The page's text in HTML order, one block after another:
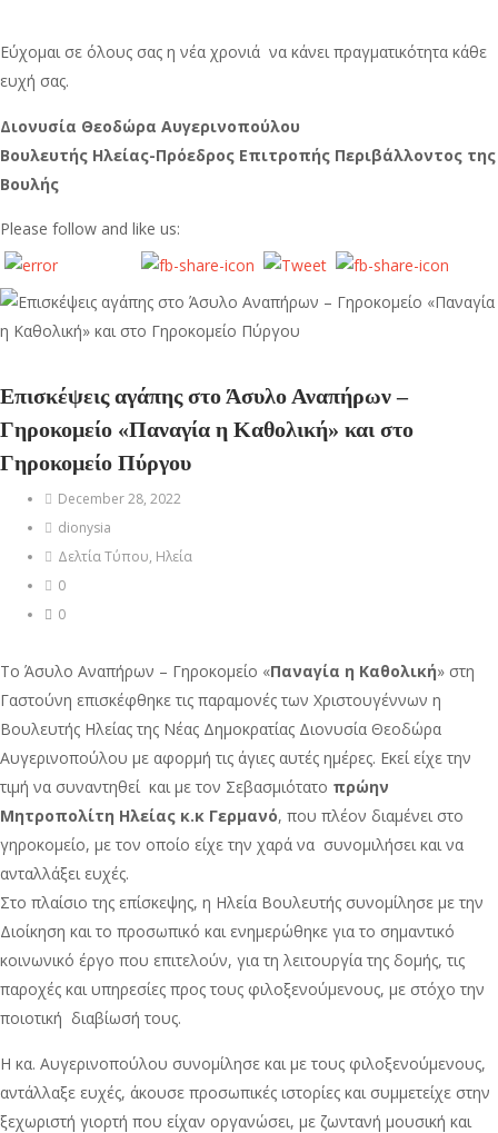
Εύχομαι σε όλους σας η νέα χρονιά να κάνει πραγματικότητα κάθε
ευχή σας.
Διονυσία Θεοδώρα Αυγερινοπούλου
Βουλευτής Ηλείας-Πρόεδρος Επιτροπής Περιβάλλοντος της
Βουλής
Please follow and like us:
Επισκέψεις αγάπης στο Άσυλο Αναπήρων –
Γηροκομείο «Παναγία η Καθολική» και στο
Γηροκομείο Πύργου
December 28, 2022
dionysia
Δελτία Τύπου, Ηλεία
0
0
Το Άσυλο Αναπήρων – Γηροκομείο «Παναγία η Καθολική» στη
Γαστούνη επισκέφθηκε τις παραμονές των Χριστουγέννων η
Βουλευτής Ηλείας της Νέας Δημοκρατίας Διονυσία Θεοδώρα
Αυγερινοπούλου με αφορμή τις άγιες αυτές ημέρες. Εκεί είχε την
τιμή να συναντηθεί και με τον Σεβασμιότατο πρώην
Μητροπολίτη Ηλείας κ.κ Γερμανό, που πλέον διαμένει στο
γηροκομείο, με τον οποίο είχε την χαρά να συνομιλήσει και να
ανταλλάξει ευχές.
Στο πλαίσιο της επίσκεψης, η Ηλεία Βουλευτής συνομίλησε με την
Διοίκηση και το προσωπικό και ενημερώθηκε για το σημαντικό
κοινωνικό έργο που επιτελούν, για τη λειτουργία της δομής, τις
παροχές και υπηρεσίες προς τους φιλοξενούμενους, με στόχο την
ποιοτική διαβίωσή τους.
Η κα. Αυγερινοπούλου συνομίλησε και με τους φιλοξενούμενους,
αντάλλαξε ευχές, άκουσε προσωπικές ιστορίες και συμμετείχε στην
ξεχωριστή γιορτή που είχαν οργανώσει, με ζωντανή μουσική και